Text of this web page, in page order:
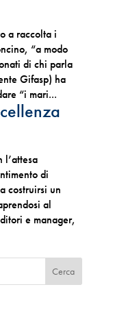
a raccolta i
“a modo
di chi parla
Gifasp) ha
“i mari...
l’attesa
di
costruirsi un
al
e manager,